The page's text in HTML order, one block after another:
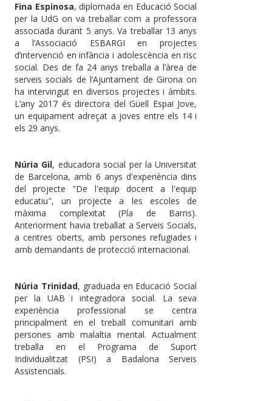
Fina Espinosa, diplomada en Educació Social
per la UdG on va treballar com a professora
associada durant 5 anys. Va treballar 13 anys
a l’Associació ESBARGI en projectes
d’intervenció en infància i adolescència en risc
social. Des de fa 24 anys treballa a l’àrea de
serveis socials de l’Ajuntament de Girona on
ha intervingut en diversos projectes i àmbits.
L’any 2017 és directora del Güell Espai Jove,
un equipament adreçat a joves entre els 14 i
els 29 anys.
Núria Gil, educadora social per la Universitat
de Barcelona, amb 6 anys d'experiència dins
del projecte "De l'equip docent a l'equip
educatiu", un projecte a les escoles de
màxima complexitat (Pla de Barris).
Anteriorment havia treballat a Serveis Socials,
a centres oberts, amb persones refugiades i
amb demandants de protecció internacional.
Núria Trinidad, graduada en Educació Social
per la UAB i integradora social. La seva
experiència professional se centra
principalment en el treball comunitari amb
persones amb malaltia mental. Actualment
treballa en el Programa de Suport
Individualitzat (PSI) a Badalona Serveis
Assistencials.